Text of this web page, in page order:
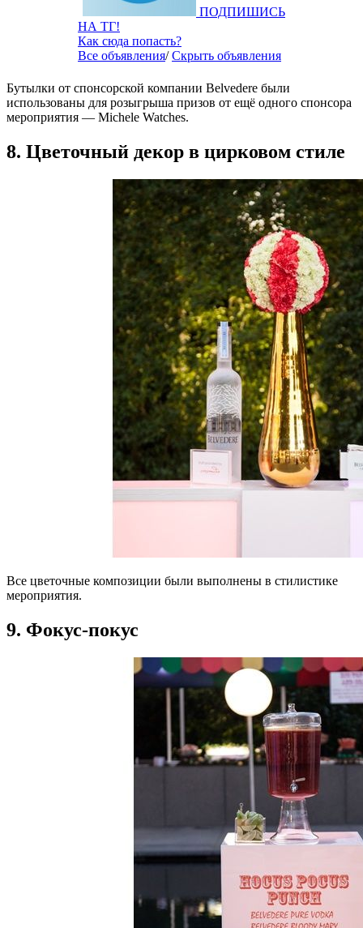
ПОДПИШИСЬ
НА ТГ!
Как сюда попасть?
Все объявления/Скрыть объявления
Бутылки от спонсорской компании Belvedere были
использованы для розыгрыша призов от ещё одного спонсора
мероприятия — Michele Watches.
8. Цветочный декор в цирковом стиле
Все цветочные композиции были выполнены в стилистике
мероприятия.
9. Фокус-покус